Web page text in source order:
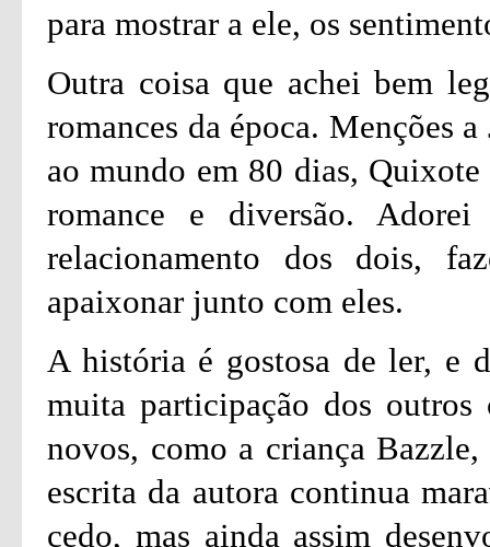
para mostrar a ele, os
Outra coisa que achei bem
romances da época. Menções
ao mundo em 80 dias,
romance e diversão.
relacionamento dos dois,
apaixonar junto com eles.
A história é gostosa de ler, e
muita participação dos outros
novos, como a criança
escrita da autora continua
cedo, mas ainda assim